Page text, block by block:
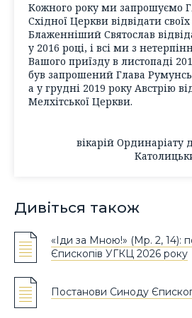
Кожного року ми запрошуємо
Східної Церкви відвідати своїх
Блаженніший Святослав
у 2016 році, і всі ми з
Вашого приїзду в листопаді
був запрошений Глава
а у грудні 2019 року Австрію
Мелхітської Церкви.
вікарій Ординаріату
Дивіться також
«Іди за Мною!» (Мр. 2, 14):
Єпископів УГКЦ 2026 року
Постанови Синоду